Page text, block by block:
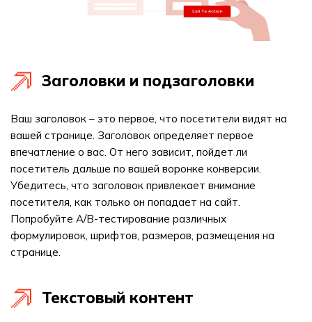
Заголовки и подзаголовки
Ваш заголовок – это первое, что посетители видят на
вашей странице. Заголовок определяет первое
впечатление о вас. От него зависит, пойдет ли
посетитель дальше по вашей воронке конверсии.
Убедитесь, что заголовок привлекает внимание
посетителя, как только он попадает на сайт.
Попробуйте A/B-тестирование различных
формулировок, шрифтов, размеров, размещения на
странице.
Текстовый контент